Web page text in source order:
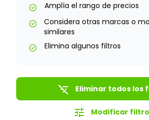
check_circle Amplía el rango de precios
check_circle
Considera otras marcas o
similares
check_circle Elimina algunos filtros
filter_list_off Eliminar todos los
tune Modificar